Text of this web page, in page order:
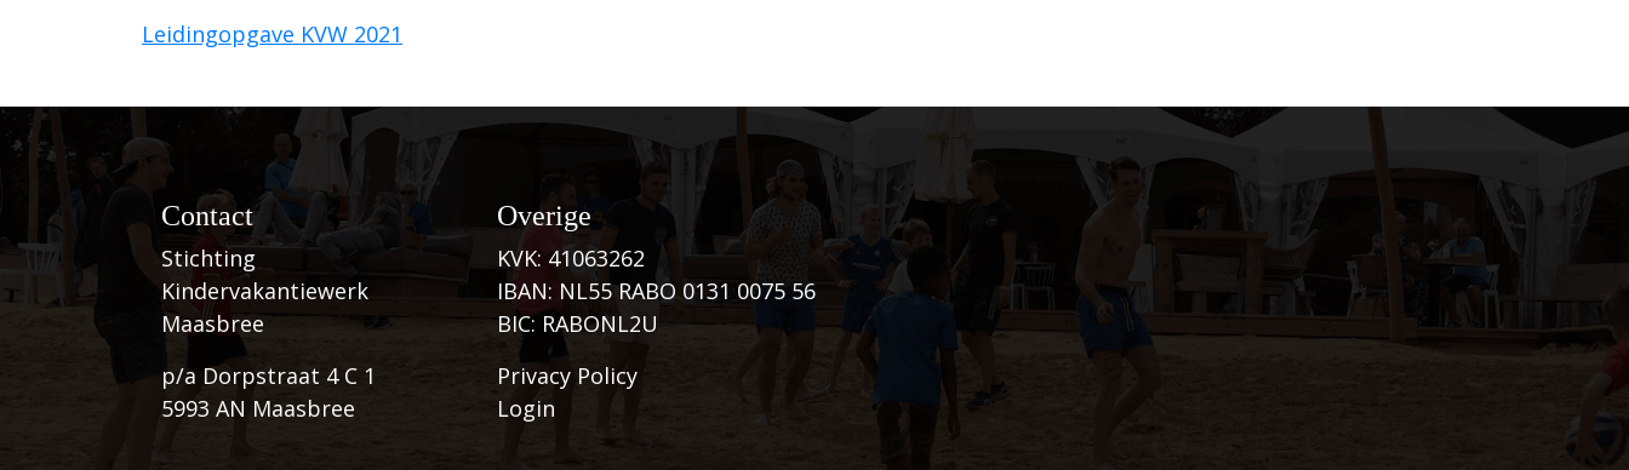
Leidingopgave KVW 2021
Contact
Stichting
Kindervakantiewerk
Maasbree
p/a Dorpstraat 4 C 1
5993 AN Maasbree
Overige
KVK: 41063262
IBAN: NL55 RABO 0131 0075 56
BIC: RABONL2U
Privacy Policy
Login